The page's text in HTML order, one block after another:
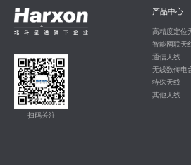
扫码关注
产品中心
高精度定位
智能网联天
通信天线
无线数传电
特殊天线
其他天线